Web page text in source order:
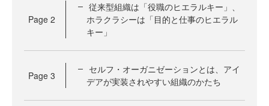
Page 2
従来型組織は「役職のヒエラルキー」、
ホラクラシーは「目的と仕事のヒエラル
キー」
Page 3
セルフ・オーガニゼーションとは、アイ
デアが実装されやすい組織のかたち